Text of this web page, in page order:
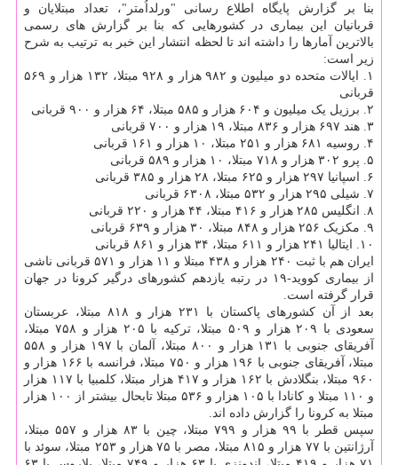
بنا بر گزارش پایگاه اطلاع رسانی "ورلداُمتر"، تعداد مبتلایان و
قربانیان این بیماری در کشورهایی که بنا بر گزارش های رسمی
بالاترین آمارها را داشته اند تا لحظه انتشار این خبر به ترتیب به شرح
زیر است:
۱. ایالات متحده دو میلیون و ۹۸۲ هزار و ۹۲۸ مبتلا، ۱۳۲ هزار و ۵۶۹
قربانی
۲. برزیل یک میلیون و ۶۰۴ هزار و ۵۸۵ مبتلا، ۶۴ هزار و ۹۰۰ قربانی
۳. هند ۶۹۷ هزار و ۸۳۶ مبتلا، ۱۹ هزار و ۷۰۰ قربانی
۴. روسیه ۶۸۱ هزار و ۲۵۱ مبتلا، ۱۰ هزار و ۱۶۱ قربانی
۵. پرو ۳۰۲ هزار و ۷۱۸ مبتلا، ۱۰ هزار و ۵۸۹ قربانی
۶. اسپانیا ۲۹۷ هزار و ۶۲۵ مبتلا، ۲۸ هزار و ۳۸۵ قربانی
۷. شیلی ۲۹۵ هزار و ۵۳۲ مبتلا، ۶۳۰۸ قربانی
۸. انگلیس ۲۸۵ هزار و ۴۱۶ مبتلا، ۴۴ هزار و ۲۲۰ قربانی
۹. مکزیک ۲۵۶ هزار و ۸۴۸ مبتلا، ۳۰ هزار و ۶۳۹ قربانی
۱۰. ایتالیا ۲۴۱ هزار و ۶۱۱ مبتلا، ۳۴ هزار و ۸۶۱ قربانی
ایران هم با ثبت ۲۴۰ هزار و ۴۳۸ مبتلا و ۱۱ هزار و ۵۷۱ قربانی ناشی
از بیماری کووید-۱۹ در رتبه یازدهم کشورهای درگیر کرونا در جهان
قرار گرفته است.
بعد از آن کشورهای پاکستان با ۲۳۱ هزار و ۸۱۸ مبتلا، عربستان
سعودی با ۲۰۹ هزار و ۵۰۹ مبتلا، ترکیه با ۲۰۵ هزار و ۷۵۸ مبتلا،
آفریقای جنوبی با ۱۳۱ هزار و ۸۰۰ مبتلا، آلمان با ۱۹۷ هزار و ۵۵۸
مبتلا، آفریقای جنوبی با ۱۹۶ هزار و ۷۵۰ مبتلا، فرانسه با ۱۶۶ هزار و
۹۶۰ مبتلا، بنگلادش با ۱۶۲ هزار و ۴۱۷ هزار مبتلا، کلمبیا با ۱۱۷ هزار
و ۱۱۰ مبتلا و کانادا با ۱۰۵ هزار و ۵۳۶ مبتلا تابحال بیشتر از ۱۰۰ هزار
مبتلا به کرونا را گزارش داده اند.
سپس قطر با ۹۹ هزار و ۷۹۹ مبتلا، چین با ۸۳ هزار و ۵۵۷ مبتلا،
آرژانتین با ۷۷ هزار و ۸۱۵ مبتلا، مصر با ۷۵ هزار و ۲۵۳ مبتلا، سوئد با